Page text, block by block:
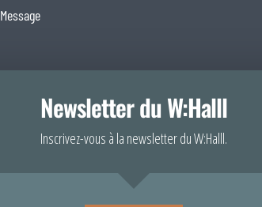
relation commerciale qui peut en découler.
Newsletter du W:Halll
Inscrivez-vous à la newsletter du W:Halll.